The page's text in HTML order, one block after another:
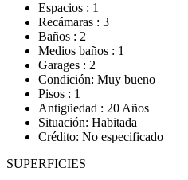
Espacios : 1
Recámaras : 3
Baños : 2
Medios baños : 1
Garages : 2
Condición: Muy bueno
Pisos : 1
Antigüedad : 20 Años
Situación: Habitada
Crédito: No especificado
SUPERFICIES